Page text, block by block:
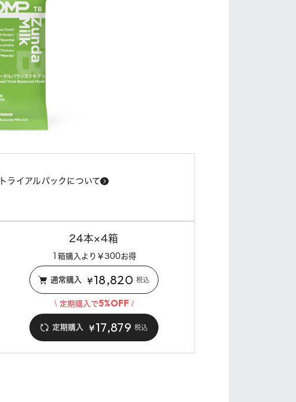
トライアルパックについて
24本×4箱
1箱購入より￥300お得
通常購入 ¥18,820 税込
\ 定期購入で5%OFF /
定期購入 ¥17,879 税込